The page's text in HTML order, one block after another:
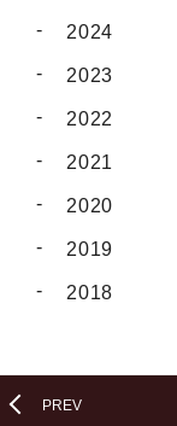
2024
2023
2022
2021
2020
2019
2018
PREV